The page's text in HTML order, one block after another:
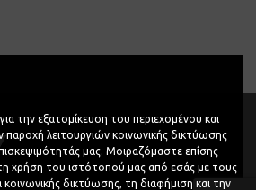
την εξατομίκευση του περιεχομένου και
παροχή λειτουργιών κοινωνικής δικτύωσης
μας. Μοιραζόμαστε επίσης
χρήση του ιστότοπού μας από εσάς με τους
δικτύωσης, τη διαφήμιση και την